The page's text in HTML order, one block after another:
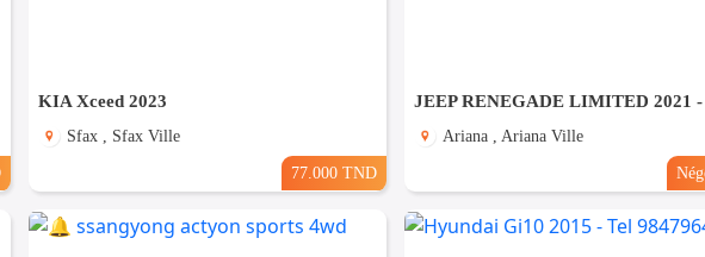
KIA Xceed 2023
Sfax , Sfax Ville
77.000 TND
Ariana , Ariana Ville